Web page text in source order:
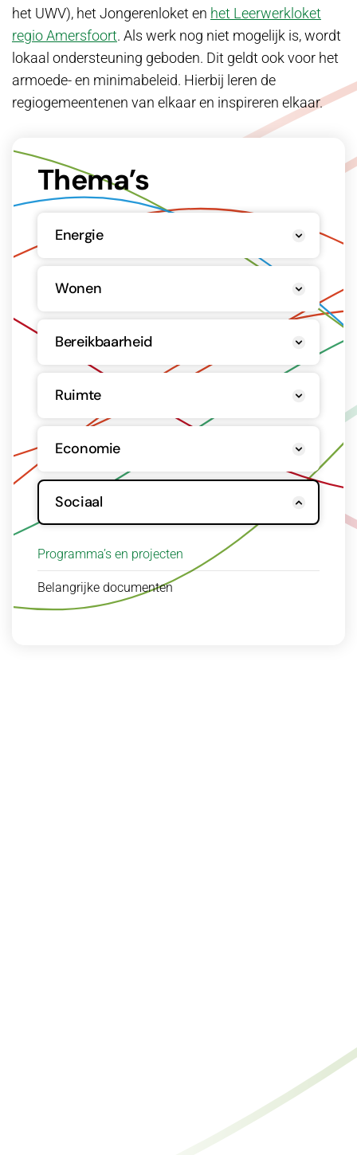
het UWV), het Jongerenloket en het Leerwerkloket
regio Amersfoort. Als werk nog niet mogelijk is, wordt
lokaal ondersteuning geboden. Dit geldt ook voor het
armoede- en minimabeleid. Hierbij leren de
regiogemeentenen van elkaar en inspireren elkaar.
Thema’s
Energie
Wonen
Bereikbaarheid
Ruimte
Economie
Sociaal
Programma’s en projecten
Belangrijke documenten